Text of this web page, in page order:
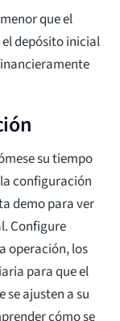
que el
depósito inicial
su tiempo
configuración
demo para ver
Configure
operación, los
para que el
se ajusten a su